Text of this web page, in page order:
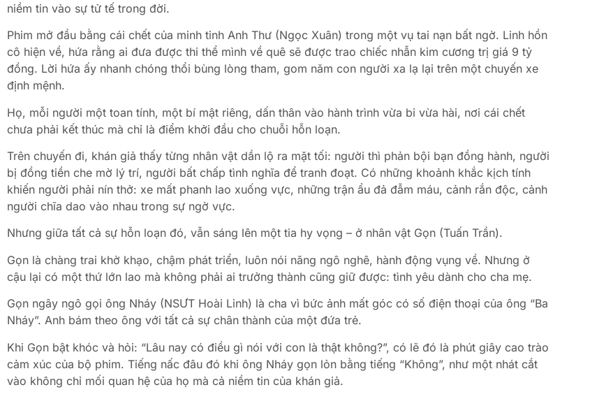
niềm tin vào sự tử tế trong đời.
Phim mở đầu bằng cái chết của minh tinh Anh Thư (Ngọc Xuân) trong một vụ tai nạn bất ngờ. Linh hồn
cô hiện về, hứa rằng ai đưa được thi thể mình về quê sẽ được trao chiếc nhẫn kim cương trị giá 9 tỷ
đồng. Lời hứa ấy nhanh chóng thổi bùng lòng tham, gom năm con người xa lạ lại trên một chuyến xe
định mệnh.
Họ, mỗi người một toan tính, một bí mật riêng, dấn thân vào hành trình vừa bi vừa hài, nơi cái chết
chưa phải kết thúc mà chỉ là điểm khởi đầu cho chuỗi hỗn loạn.
Trên chuyến đi, khán giả thấy từng nhân vật dần lộ ra mặt tối: người thì phản bội bạn đồng hành, người
bị đồng tiền che mờ lý trí, người bất chấp tình nghĩa để tranh đoạt. Có những khoảnh khắc kịch tính
khiến người phải nín thở: xe mất phanh lao xuống vực, những trận ẩu đả đẫm máu, cảnh rắn độc, cảnh
người chĩa dao vào nhau trong sự ngờ vực.
Nhưng giữa tất cả sự hỗn loạn đó, vẫn sáng lên một tia hy vọng – ở nhân vật Gọn (Tuấn Trần).
Gọn là chàng trai khờ khạo, chậm phát triển, luôn nói năng ngô nghê, hành động vụng về. Nhưng ở
cậu lại có một thứ lớn lao mà không phải ai trưởng thành cũng giữ được: tình yêu dành cho cha mẹ.
Gọn ngây ngô gọi ông Nháy (NSƯT Hoài Linh) là cha vì bức ảnh mất góc có số điện thoại của ông “Ba
Nháy”. Anh bám theo ông với tất cả sự chân thành của một đứa trẻ.
Khi Gọn bật khóc và hỏi: “Lâu nay có điều gì nói với con là thật không?”, có lẽ đó là phút giây cao trào
cảm xúc của bộ phim. Tiếng nấc đâu đó khi ông Nháy gọn lỏn bằng tiếng “Không”, như một nhát cắt
vào không chỉ mối quan hệ của họ mà cả niềm tin của khán giả.